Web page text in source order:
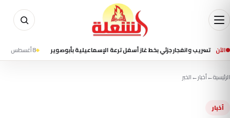
الآنوانفجار جزئي بخط غاز أسفل ترعة الإسماعيلية بأبوصوير 8 أغسطس 2026 - 1:40 م
الرئيسية←أخبار←الخبر
أخبار